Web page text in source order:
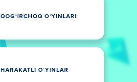
QOGʻIRCHOQ OʻYINLARI
HARAKATLI OʻYINLAR